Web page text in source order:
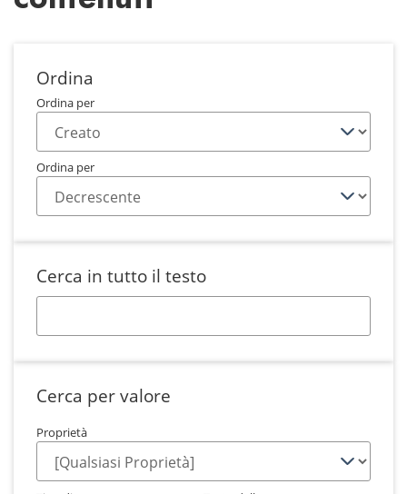
Ordina
Ordina per
Ordina per
Cerca in tutto il testo
Cerca per valore
Proprietà